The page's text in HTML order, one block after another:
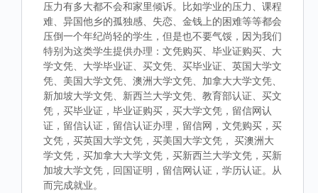
压力有多大都不会和家里倾诉。比如学业的压力、课程
难、异国他乡的孤独感、失恋、金钱上的困难等等都会
压倒一个年纪尚轻的学生，但是也不要气馁，因为我们
特别为这类学生提供办理：文凭购买、毕业证购买、大
学文凭、大学毕业证、买文凭、买毕业证、英国大学文
凭、美国大学文凭、澳洲大学文凭、加拿大大学文凭、
新加坡大学文凭、新西兰大学文凭、教育部认证、买文
凭，买毕业证，毕业证购买，买大学文凭，留信网认
证，留信认证，留信认证办理，留信网，文凭购买，买
文凭，买英国大学文凭，买美国大学文凭， 买澳洲大
学文凭，买加拿大大学文凭，买新西兰大学文凭，买新
加坡大学文凭，回国证明，留信网认证，学历认证。从
而完成就业。